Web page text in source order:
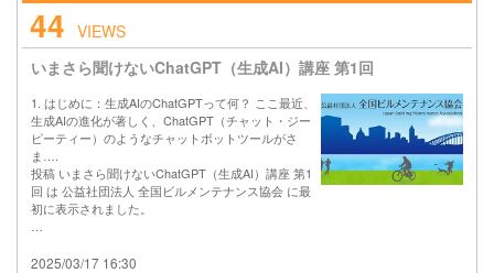
44 VIEWS
いまさら聞けないChatGPT（生成AI）講座 第1回
1. はじめに：生成AIのChatGPTって何？ ここ最近、
生成AIの進化が著しく、ChatGPT（チャット・ジー
ピーティー）のようなチャットボットツールがさ
ま….
投稿 いまさら聞けないChatGPT（生成AI）講座 第1
回 は 公益社団法人 全国ビルメンテナンス協会 に最
初に表示されました。
2025/03/17 16:30